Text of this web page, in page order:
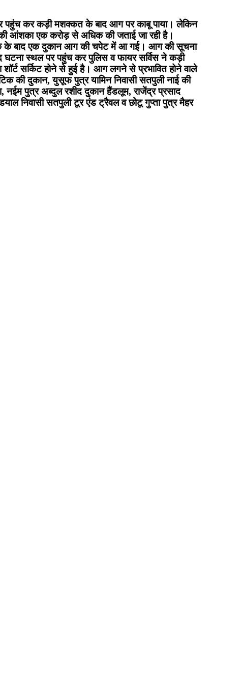
पहुंच कर कड़ी मशक्कत के बाद आग पर काबू पाया। लेकिन
आंशका एक करोड़ से अधिक की जताई जा रही है।
के बाद एक दुकान आग की चपेट में आ गई। आग की सूचना
घटना स्थल पर पहुंच कर पुलिस व फायर सर्विस ने कड़ी
सर्किट होने से हुई है। आग लगने से प्रभावित होने वाले
की दुकान, युसूफ पुत्र यामिन निवासी सतपुली नाई की
नईम पुत्र अब्दुल रशीद दुकान हैंडलूम, राजेंद्र प्रसाद
निवासी सतपुली टूर एंड ट्रैवल व छोटू गुप्ता पुत्र मैहर